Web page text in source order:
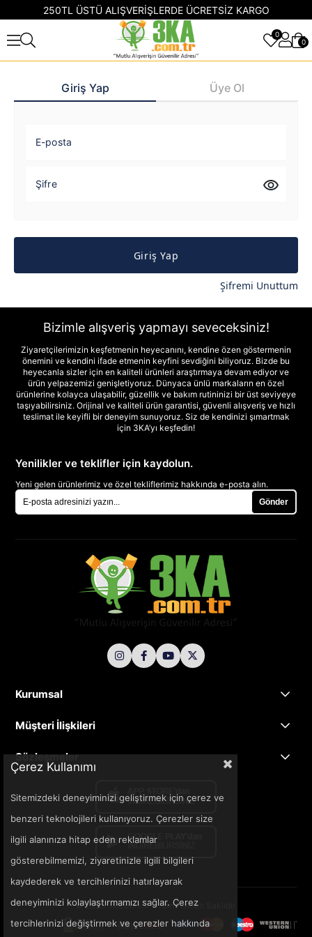
250TL ÜSTÜ ALIŞVERİŞLERDE ÜCRETSİZ KARGO
0
0
Giriş Yap Üye Ol
E-posta
Şifre
Giriş Yap
Şifremi Unuttum
Bizimle alışveriş yapmayı seveceksiniz!
Ziyaretçilerimizin keşfetmenin heyecanını, kendine özen göstermenin
önemini ve kendini ifade etmenin keyfini sevdiğini biliyoruz. Bizde bu
heyecanla sizler için en kaliteli ürünleri araştırmaya devam ediyor ve
ürün yelpazemizi genişletiyoruz. Dünyaca ünlü markaların en özel
ürünlerine kolayca ulaşabilir, güzellik ve bakım rutininizi bir üst seviyeye
taşıyabilirsiniz. Orijinal ve kaliteli ürün garantisi, güvenli alışveriş ve hızlı
teslimat ile keyifli bir deneyim sunuyoruz. Siz de kendinizi şımartmak
için 3KA’yı keşfedin!
Yenilikler ve teklifler için kaydolun.
Yeni gelen ürünlerimiz ve özel tekliflerimiz hakkında e-posta alın.
Gönder
Kurumsal
Müşteri İlişkileri
Sözleşmeler
© 2025 3ka.com.tr - Tüm Hakları Saklıdır.
Çerez Kullanımı
Sitemizdeki deneyiminizi geliştirmek için çerez ve
benzeri teknolojileri kullanıyoruz. Çerezler size
ilgili alanınıza hitap eden reklamlar
gösterebilmemizi, ziyaretinizle ilgili bilgileri
kaydederek ve tercihlerinizi hatırlayarak
deneyiminizi kolaylaştırmamızı sağlar. Çerez
tercihlerinizi değiştirmek ve çerezler hakkında